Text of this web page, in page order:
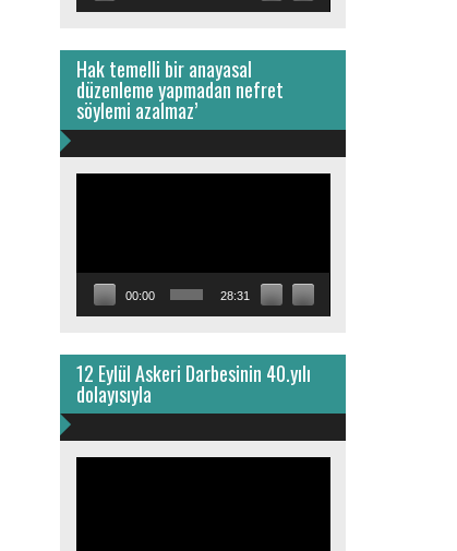
Hak temelli bir anayasal
düzenleme yapmadan nefret
söylemi azalmaz’
00:00 28:31
12 Eylül Askeri Darbesinin 40.yılı
dolayısıyla